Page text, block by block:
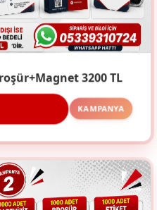
3200 TL
KAMPANYA